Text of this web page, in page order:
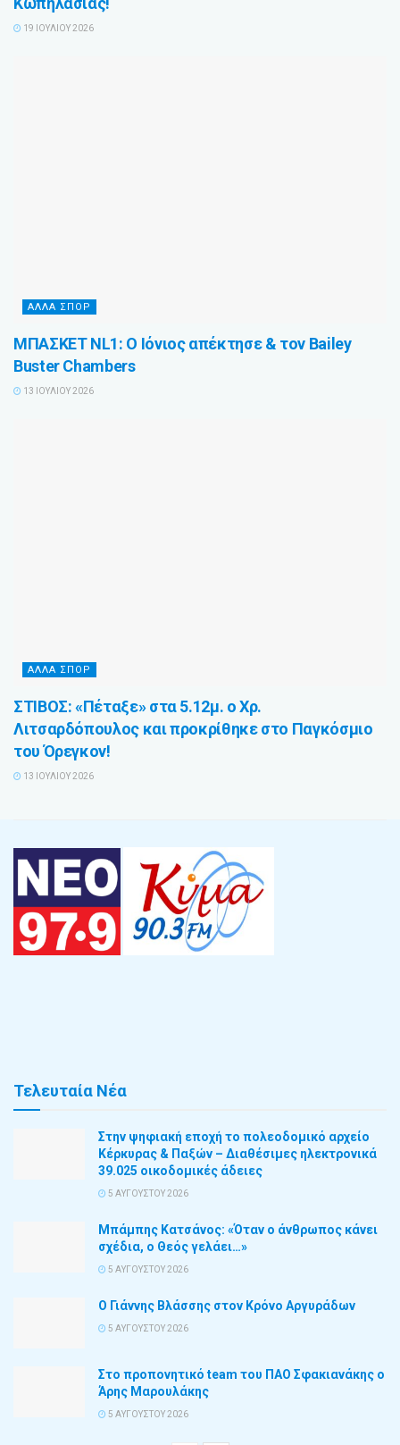
19 ΙΟΥΛΊΟΥ 2026
ΆΛΛΑ ΣΠΌΡ
ΜΠΑΣΚΕΤ NL1: Ο Ιόνιος απέκτησε & τον Bailey
Buster Chambers
13 ΙΟΥΛΊΟΥ 2026
ΆΛΛΑ ΣΠΌΡ
ΣΤΙΒΟΣ: «Πέταξε» στα 5.12μ. ο Χρ.
Λιτσαρδόπουλος και προκρίθηκε στο Παγκόσμιο
του Όρεγκον!
13 ΙΟΥΛΊΟΥ 2026
Τελευταία Νέα
Στην ψηφιακή εποχή το πολεοδομικό αρχείο
Κέρκυρας & Παξών – Διαθέσιμες ηλεκτρονικά
39.025 οικοδομικές άδειες
5 ΑΥΓΟΎΣΤΟΥ 2026
Μπάμπης Κατσάνος: «Όταν ο άνθρωπος κάνει
σχέδια, ο Θεός γελάει…»
5 ΑΥΓΟΎΣΤΟΥ 2026
Ο Γιάννης Βλάσσης στον Κρόνο Αργυράδων
5 ΑΥΓΟΎΣΤΟΥ 2026
Στο προπονητικό team του ΠΑΟ Σφακιανάκης ο
Άρης Μαρουλάκης
5 ΑΥΓΟΎΣΤΟΥ 2026